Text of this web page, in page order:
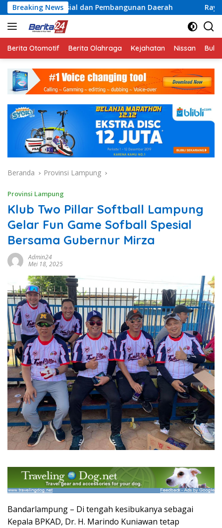
Langsung
ke
konten
Breaking News
dan Pembangunan Daerah Rayakan Semangat
Berita Otomotif Berita Olahraga Kejahatan Nissan
Beranda Provinsi Lampung
Provinsi Lampung
Klub Two Pillar Softball Lampung
Gelar Fun Game Sofball Spesial
Bersama Gubernur Mirza
Admin24
Mei 18, 2025
Bandarlampung – Di tengah kesibukanya sebagai
Kepala BPKAD, Dr. H. Marindo Kuniawan tetap